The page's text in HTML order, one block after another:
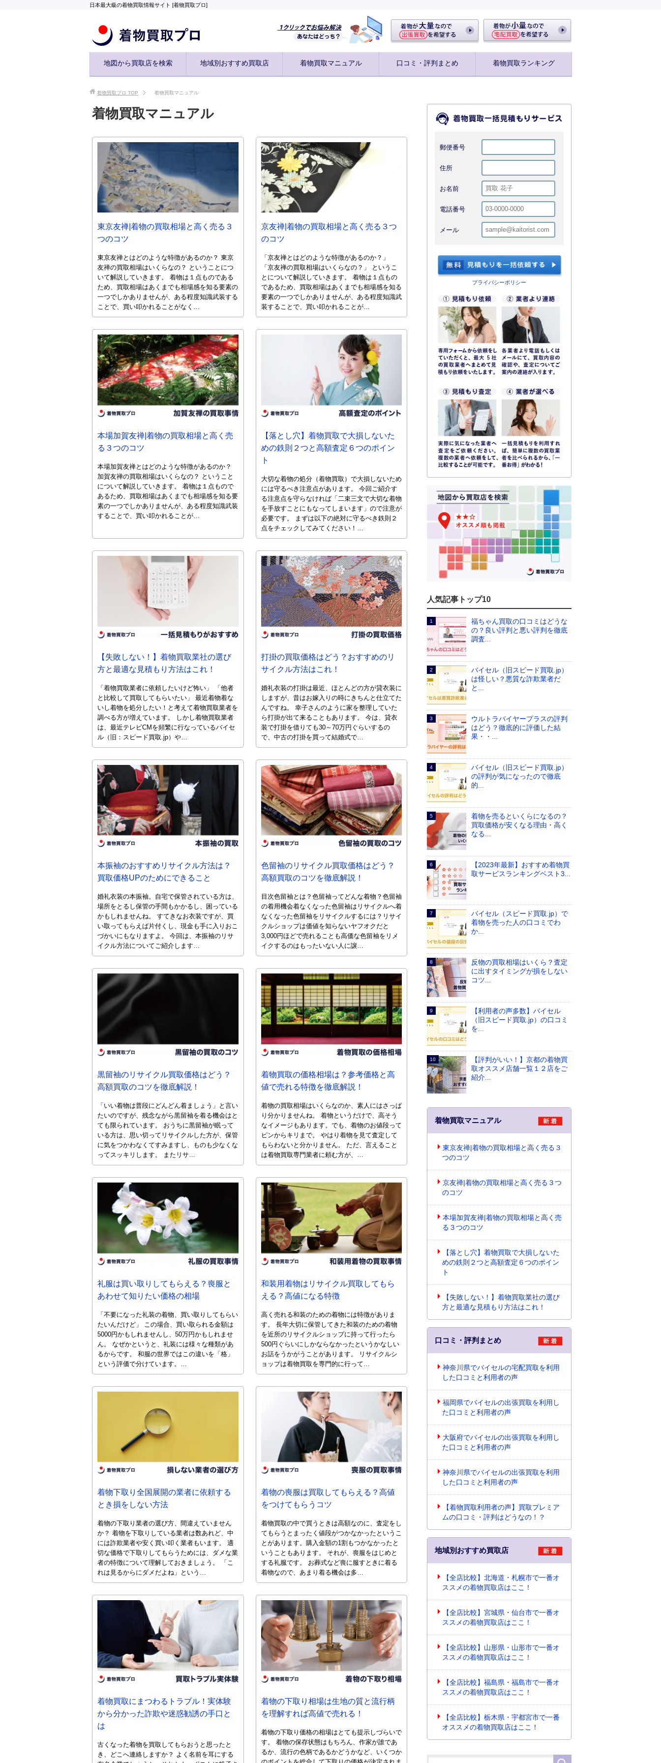
日本最大級の着物買取情報サイト [着物買取プロ]
地図から買取店を検索 地域別おすすめ買取店 着物買取マニュアル 口コミ・評判まとめ 着物買取ランキング
着物買取プロ TOP 着物買取マニュアル
着物買取マニュアル
東京友禅|着物の買取相場と高く売る３
つのコツ
東京友禅とはどのような特徴があるのか？ 東京
友禅の買取相場はいくらなの？ ということにつ
いて解説していきます。 着物は１点ものである
ため、買取相場はあくまでも相場感を知る要素の
一つでしかありませんが、ある程度知識武装する
ことで、買い叩かれることがなく…
京友禅|着物の買取相場と高く売る３つ
のコツ
「京友禅とはどのような特徴があるのか？」
「京友禅の買取相場はいくらなの？」 というこ
とについて解説していきます。 着物は１点もの
であるため、買取相場はあくまでも相場感を知る
要素の一つでしかありませんが、ある程度知識武
装することで、買い叩かれることが…
本場加賀友禅|着物の買取相場と高く売
る３つのコツ
本場加賀友禅とはどのような特徴があるのか？
加賀友禅の買取相場はいくらなの？ ということ
について解説していきます。 着物は１点もので
あるため、買取相場はあくまでも相場感を知る要
素の一つでしかありませんが、ある程度知識武装
することで、買い叩かれることが…
【落とし穴】着物買取で大損しないた
めの鉄則２つと高額査定６つのポイン
ト
大切な着物の処分（着物買取）で大損しないため
には守るべき注意点があります。 今回ご紹介す
る注意点を守らなければ「二束三文で大切な着物
を手放すことにもなってしまいます」ので注意が
必要です。 まずは以下の絶対に守るべき鉄則２
点をチェックしてみてください！…
【失敗しない！】着物買取業社の選び
方と最適な見積もり方法はこれ！
「着物買取業者に依頼したいけど怖い」 「他者
と比較して買取してもらいたい」 最近着物着な
いし着物を処分したい！と考えて着物買取業者を
調べる方が増えています。 しかし着物買取業者
は、最近テレビCMを頻繁に行なっているバイセ
ル（旧：スピード買取.jp）や…
打掛の買取価格はどう？おすすめのリ
サイクル方法はこれ！
婚礼衣装の打掛は最近、ほとんどの方が貸衣装に
しますが、昔はお嫁入りの時にきちんと仕立てた
んですね。 幸子さんのように家を整理していた
ら打掛が出て来ることもあります。 今は、貸衣
装で打掛を借りても30～70万円ぐらいするの
で、中古の打掛を買って結婚式で…
本振袖のおすすめリサイクル方法は？
買取価格UPのためにできること
婚礼衣装の本振袖。自宅で保管されている方は、
場所をとるし保管の手間もかかるし、困っている
かもしれませんね。 すてきなお衣装ですが、買
い取ってもらえば片付くし、現金も手に入りおこ
づかいにもなりますよ。 今回は、本振袖のリサ
イクル方法についてご紹介します…
色留袖のリサイクル買取価格はどう？
高額買取のコツを徹底解説！
目次色留袖とは？色留袖ってどんな着物？色留袖
の着用機会着なくなった色留袖はリサイクルへ着
なくなった色留袖をリサイクルするには？リサイ
クルショップは価値を知らないヤフオクだと
3,000円ほどで売れることも高価な色留袖をリメ
イクするのはもったいない人に譲…
黒留袖のリサイクル買取価格はどう？
高額買取のコツを徹底解説！
「いい着物は普段にどんどん着ましょう」と言い
たいのですが、残念ながら黒留袖を着る機会はと
ても限られています。 おうちに黒留袖が眠って
いる方は、思い切ってリサイクルした方が、保管
に気をつかわなくてすみますし、ものも少なくな
ってスッキリします。 またリサ…
着物買取の価格相場は？参考価格と高
値で売れる特徴を徹底解説！
着物の買取相場はいくらなのか、素人にはさっぱ
り分かりませんね。 着物というだけで、高そう
なイメージもあります。でも、着物のお値段って
ピンからキリまで。 やはり着物を見て査定して
もらわないと分かりません。 ただ、言えること
は着物買取専門業者に頼む方が、…
礼服は買い取りしてもらえる？喪服と
あわせて知りたい価格の相場
「不要になった礼装の着物、買い取りしてもらい
たいんだけど」 この場合、買い取られる金額は
5000円かもしれませんし、50万円かもしれませ
ん。 なぜかというと、礼装には様々な種類があ
るからです。 和服の世界ではこの違いを「格」
という評価で分けています。…
和装用着物はリサイクル買取してもら
える？高値になる特徴
高く売れる和装のための着物には特徴がありま
す。 長年大切に保管してきた和装のための着物
を近所のリサイクルショップに持って行ったら
500円ぐらいにしかならなかったというかなしい
お話をうかがうことがあります。 リサイクルシ
ョップは着物買取を専門的に行って…
着物下取り全国展開の業者に依頼する
とき損をしない方法
着物の下取り業者の選び方、間違えていません
か？ 着物を下取りしている業者は数あれど、中
には詐欺業者や安く買い叩く業者もいます。 適
切な価格で下取りしてもらうためには、ダメな業
者の特徴について理解しておきましょう。 「こ
れは見るからにダメだよね」という…
着物の喪服は買取してもらえる？高値
をつけてもらうコツ
着物買取の中で買うときは高額なのに、査定をし
てもらうとまったく値段がつかなかったというこ
とがあります。購入金額の1割もつかなかったと
いうこともあります。 それが、喪服をはじめと
する礼服です。 お葬式など喪に服すときに着る
着物なので、あまり着る機会は多…
着物買取にまつわるトラブル！実体験
から分かった詐欺や迷惑勧誘の手口と
は
古くなった着物を買取してもらおうと思ったと
き、どこへ連絡しますか？ よく名前を耳にする
着物の下取り相場は生地の質と流行柄
を理解すれば高値で売れる！
着物の下取り価格の相場はとても提示しづらいで
す。 着物の保存状態はもちろん、作家が誰であ
るか、流行の色柄であるかどうかなど、いくつか
郵便番号
住所
お名前
電話番号
メール
プライバシーポリシー
人気記事トップ10
福ちゃん買取の口コミはどうな
の？良い評判と悪い評判を徹底
調査...
バイセル（旧スピード買取.jp）
は怪しい？悪質な詐欺業者だ
と...
ウルトラバイヤープラスの評判
はどう？徹底的に評価した結
果・・...
バイセル（旧スピード買取.jp）
の評判が気になったので徹底
的...
着物を売るといくらになるの？
買取価格が安くなる理由・高く
なる...
【2023年最新】おすすめ着物買
取サービスランキングベスト3...
バイセル（スピード買取.jp）で
着物を売った人の口コミでわ
か...
反物の買取相場はいくら？査定
に出すタイミングが損をしない
コツ...
【利用者の声多数】バイセル
（旧スピード買取.jp）の口コミ
を...
【評判がいい！】京都の着物買
取オススメ店舗一覧１２店をご
紹介...
着物買取マニュアル
東京友禅|着物の買取相場と高く売る３
つのコツ
京友禅|着物の買取相場と高く売る３つ
のコツ
本場加賀友禅|着物の買取相場と高く売
る３つのコツ
【落とし穴】着物買取で大損しないた
めの鉄則２つと高額査定６つのポイン
ト
【失敗しない！】着物買取業社の選び
方と最適な見積もり方法はこれ！
口コミ・評判まとめ
神奈川県でバイセルの宅配買取を利用
した口コミと利用者の声
福岡県でバイセルの出張買取を利用し
た口コミと利用者の声
大阪府でバイセルの出張買取を利用し
た口コミと利用者の声
神奈川県でバイセルの出張買取を利用
した口コミと利用者の声
【着物買取利用者の声】買取プレミア
ムの口コミ・評判はどうなの！？
地域別おすすめ買取店
【全店比較】北海道・札幌市で一番オ
ススメの着物買取店はここ！
【全店比較】宮城県・仙台市で一番オ
ススメの着物買取店はここ！
【全店比較】山形県・山形市で一番オ
ススメの着物買取店はここ！
【全店比較】福島県・福島市で一番オ
ススメの着物買取店はここ！
【全店比較】栃木県・宇都宮市で一番
オススメの着物買取店はここ！